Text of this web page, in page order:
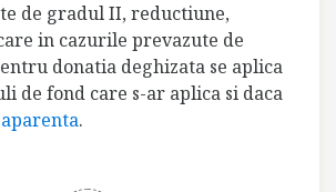
de gradul II, reductiune,
in cazurile prevazute de
donatia deghizata se aplica
de fond care s-ar aplica si daca
.